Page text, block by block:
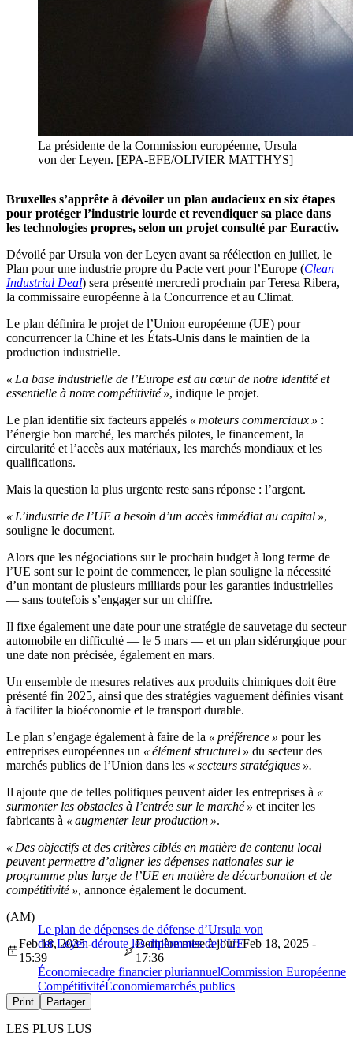
La présidente de la Commission européenne, Ursula
von der Leyen. [EPA-EFE/OLIVIER MATTHYS]
Bruxelles s’apprête à dévoiler un plan audacieux en six étapes
pour protéger l’industrie lourde et revendiquer sa place dans
les technologies propres, selon un projet consulté par Euractiv.
Dévoilé par Ursula von der Leyen avant sa réélection en juillet, le
Plan pour une industrie propre du Pacte vert pour l’Europe (Clean
Industrial Deal) sera présenté mercredi prochain par Teresa Ribera,
la commissaire européenne à la Concurrence et au Climat.
Le plan définira le projet de l’Union européenne (UE) pour
concurrencer la Chine et les États-Unis dans le maintien de la
production industrielle.
« La base industrielle de l’Europe est au cœur de notre identité et
essentielle à notre compétitivité », indique le projet.
Le plan identifie six facteurs appelés « moteurs commerciaux » :
l’énergie bon marché, les marchés pilotes, le financement, la
circularité et l’accès aux matériaux, les marchés mondiaux et les
qualifications.
Mais la question la plus urgente reste sans réponse : l’argent.
« L’industrie de l’UE a besoin d’un accès immédiat au capital »,
souligne le document.
Alors que les négociations sur le prochain budget à long terme de
l’UE sont sur le point de commencer, le plan souligne la nécessité
d’un montant de plusieurs milliards pour les garanties industrielles
— sans toutefois s’engager sur un chiffre.
Il fixe également une date pour une stratégie de sauvetage du secteur
automobile en difficulté — le 5 mars — et un plan sidérurgique pour
une date non précisée, également en mars.
Un ensemble de mesures relatives aux produits chimiques doit être
présenté fin 2025, ainsi que des stratégies vaguement définies visant
à faciliter la bioéconomie et le transport durable.
Le plan s’engage également à faire de la « préférence » pour les
entreprises européennes un « élément structurel » du secteur des
marchés publics de l’Union dans les « secteurs stratégiques ».
Il ajoute que de telles politiques peuvent aider les entreprises à «
surmonter les obstacles à l’entrée sur le marché » et inciter les
fabricants à « augmenter leur production ».
« Des objectifs et des critères ciblés en matière de contenu local
peuvent permettre d’aligner les dépenses nationales sur le
programme plus large de l’UE en matière de décarbonation et de
compétitivité », annonce également le document.
Le plan de dépenses de défense d’Ursula von
der Leyen déroute les diplomates de l’UE
(AM)
Feb 18, 2025 -
15:39
Dernière mise à jour: Feb 18, 2025 -
17:36
Économiecadre financier pluriannuelCommission Européenne
CompétitivitéÉconomiemarchés publics
Print Partager
LES PLUS LUS